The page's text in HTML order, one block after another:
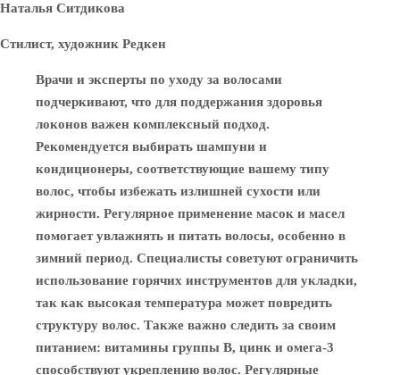
Наталья Ситдикова
Стилист, художник Редкен
Врачи и эксперты по уходу за волосами
подчеркивают, что для поддержания здоровья
локонов важен комплексный подход.
Рекомендуется выбирать шампуни и
кондиционеры, соответствующие вашему типу
волос, чтобы избежать излишней сухости или
жирности. Регулярное применение масок и масел
помогает увлажнять и питать волосы, особенно в
зимний период. Специалисты советуют ограничить
использование горячих инструментов для укладки,
так как высокая температура может повредить
структуру волос. Также важно следить за своим
питанием: витамины группы B, цинк и омега-3
способствуют укреплению волос. Регулярные